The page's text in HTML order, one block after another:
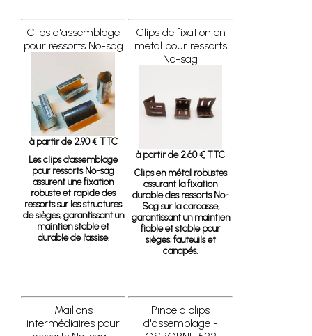
Clips d'assemblage
pour ressorts No-sag
à partir de 2.90 € TTC
Les clips d’assemblage
pour ressorts No-sag
assurent une fixation
robuste et rapide des
ressorts sur les structures
de sièges, garantissant un
maintien stable et
durable de l’assise.
Clips de fixation en
métal pour ressorts
No-sag
à partir de 2.60 € TTC
Clips en métal robustes
assurant la fixation
durable des ressorts No-
Sag sur la carcasse,
garantissant un maintien
fiable et stable pour
sièges, fauteuils et
canapés.
Maillons
intermédiaires pour
Pince à clips
d'assemblage -